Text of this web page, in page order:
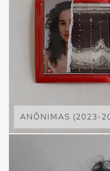
ANÔNIMAS (2023-